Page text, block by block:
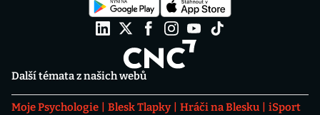
Další témata z našich webů
Moje Psychologie Blesk Tlapky Hráči na Blesku
iSport